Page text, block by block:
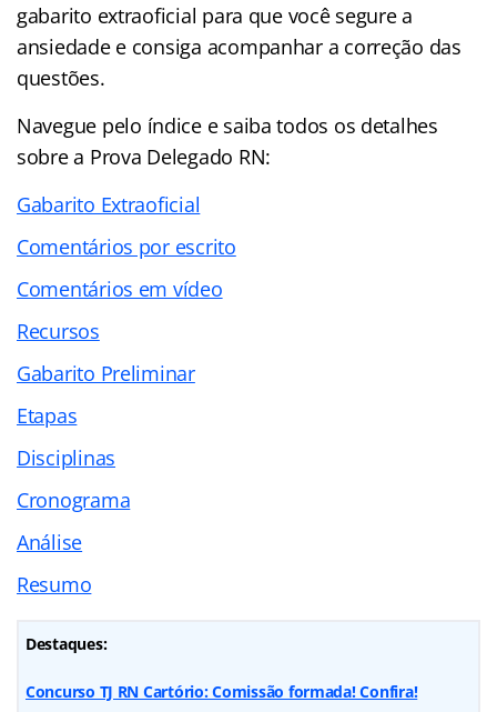
gabarito extraoficial para que você segure a
ansiedade e consiga acompanhar a correção das
questões.
Navegue pelo índicee saiba todos os detalhes
sobre a Prova Delegado RN:
Gabarito Extraoficial
Comentários por escrito
Comentários em vídeo
Recursos
Gabarito Preliminar
Etapas
Disciplinas
Cronograma
Análise
Resumo
Destaques:
Concurso TJ RN Cartório: Comissão formada! Confira!